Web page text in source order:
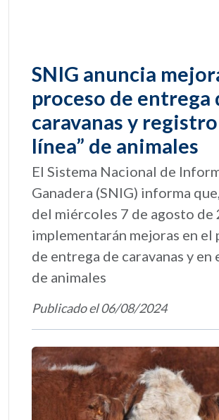
SNIG anuncia
proceso de entrega
caravanas y registro
línea” de animales
El Sistema Nacional de
Ganadera (SNIG) informa
del miércoles 7 de agosto de
implementarán mejoras en el
de entrega de caravanas y
de animales
Publicado el 06/08/2024